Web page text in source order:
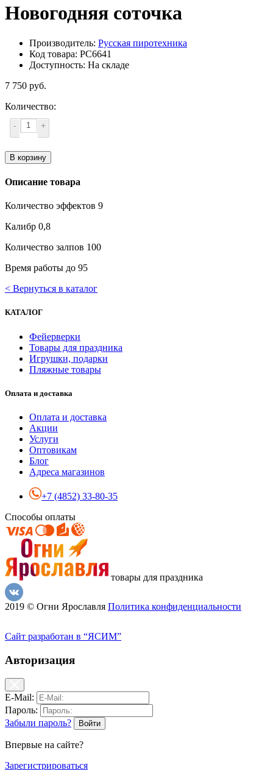
Новогодняя соточка
Производитель: Русская пиротехника
Код товара: РС6641
Доступность: На складе
7 750 руб.
Количество:
- +
В корзину
Описание товара
Количество эффектов 9
Калибр 0,8
Количество залпов 100
Время работы до 95
< Вернуться в каталог
КАТАЛОГ
Фейерверки
Товары для праздника
Игрушки, подарки
Пляжные товары
Оплата и доставка
Оплата и доставка
Акции
Услуги
Оптовикам
Блог
Адреса магазинов
+7 (4852) 33-80-35
Способы оплаты
товары для праздника
2019 © Огни Ярославля Политика конфиденциальности
Сайт разработан в “ЯСИМ”
Авторизация
E-Mail:
Пароль:
Забыли пароль?
Впервые на сайте?
Зарегистрироваться